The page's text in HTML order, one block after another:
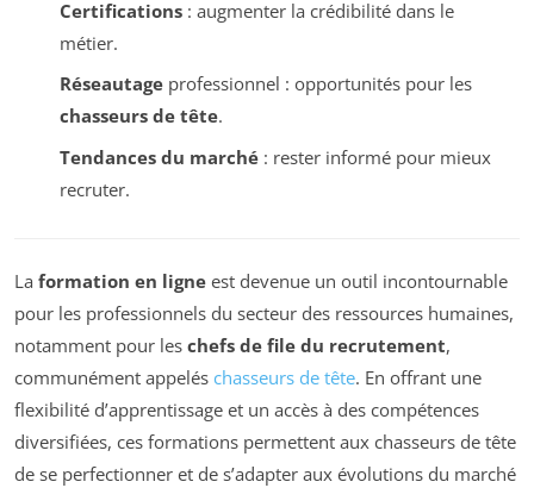
Certifications: augmenter la crédibilité dans le
métier.
Réseautageprofessionnel : opportunités pour les
chasseurs de tête.
Tendances du marché: rester informé pour mieux
recruter.
La formation en ligne est devenue un outil incontournable
pour les professionnels du secteur des ressources humaines,
notamment pour les chefs de file du recrutement,
communément appelés chasseurs de tête. En offrant une
flexibilité d’apprentissage et un accès à des compétences
diversifiées, ces formations permettent aux chasseurs de tête
de se perfectionner et de s’adapter aux évolutions du marché